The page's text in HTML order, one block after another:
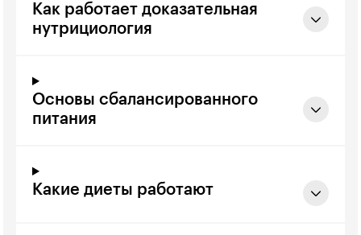
Как работает доказательная
нутрициология
Основы сбалансированного
питания
Какие диеты работают